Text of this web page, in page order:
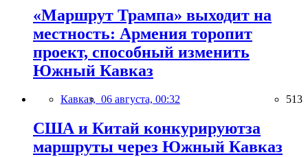
«Маршрут Трампа» выходит на
местность: Армения торопит
проект, способный изменить
Южный Кавказ
Кавказ, 06 августа, 00:32 513
США и Китай конкурируютза
маршруты через Южный Кавказ